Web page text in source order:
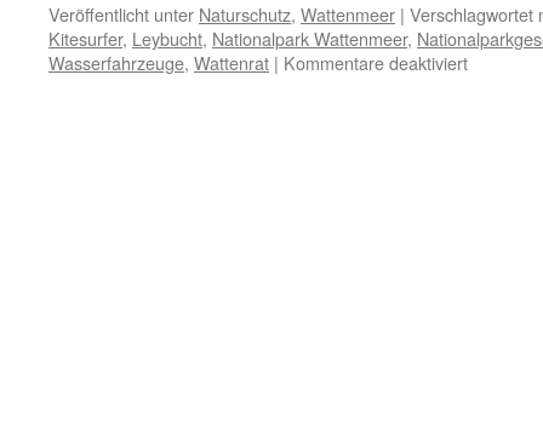
Veröffentlicht unter Naturschutz, Wattenmeer | Verschlagwortet
Kitesurfer, Leybucht, Nationalpark Wattenmeer,
Wasserfahrzeuge, Wattenrat | Kommentare deaktiviertfür